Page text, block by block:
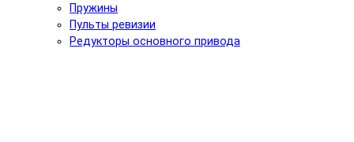
Пружины
Пульты ревизии
Редукторы основного привода